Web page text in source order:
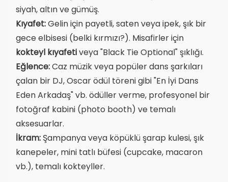
siyah, altın ve gümüş.
Kıyafet:Gelin için payetli, saten veya ipek, şık bir
gece elbisesi (belki kırmızı?). Misafirler için
kokteyl kıyafetiveya "Black Tie Optional" şıklığı.
Eğlence:Caz müzik veya popüler dans şarkıları
çalan bir DJ, Oscar ödül töreni gibi "En İyi Dans
Eden Arkadaş" vb. ödüller verme, profesyonel bir
fotoğraf kabini (photo booth) ve temalı
aksesuarlar.
İkram: Şampanya veya köpüklü şarap kulesi, şık
kanepeler, mini tatlı büfesi (cupcake, macaron
vb.), temalı kokteyller.